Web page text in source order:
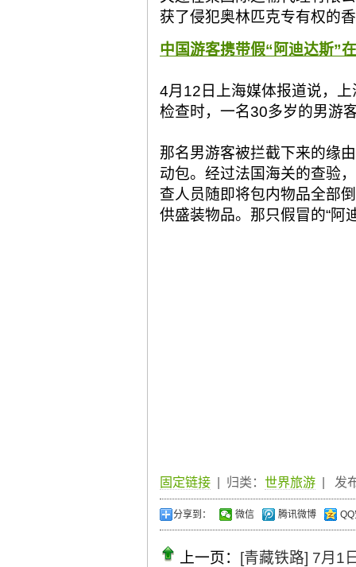
获了侵犯奥林匹克专有权的
中国游客携带假“阿迪达斯”
4月12日上海媒体报道说，
检查时，一名30多岁的男游
那名男游客被拦截下来的缘
动包。经过法国海关的查验
查人员随即将包内物品全部
供盛装物品。那只假冒的“阿
固定链接 | 归类： 世界旅游 | 发
分享到： 微信 腾讯微博
上一页：
[青藏铁路] 7月1